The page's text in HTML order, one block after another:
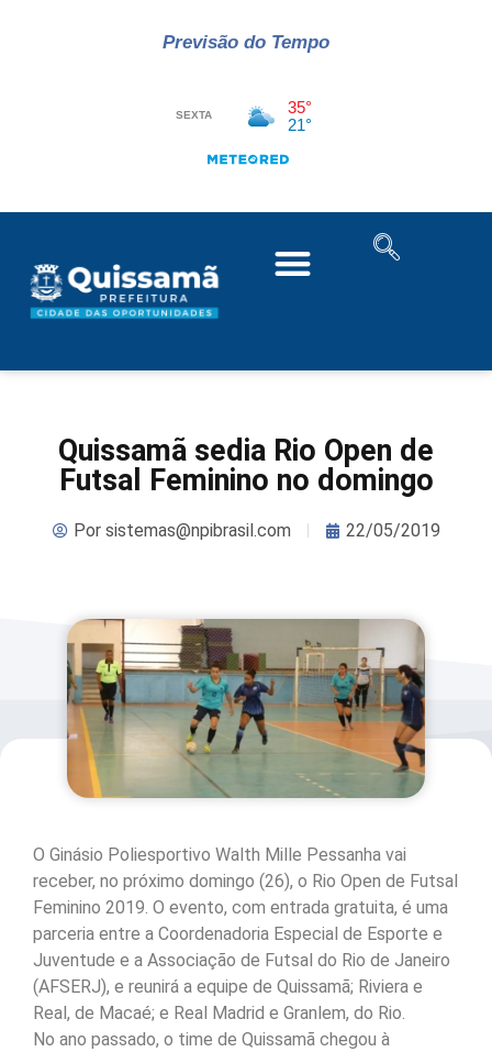
Previsão do Tempo
Quissamã sedia Rio Open de
Futsal Feminino no domingo
Porsistemas@npibrasil.com 22/05/2019
O Ginásio Poliesportivo Walth Mille Pessanha vai
receber, no próximo domingo (26), o Rio Open de Futsal
Feminino 2019. O evento, com entrada gratuita, é uma
parceria entre a Coordenadoria Especial de Esporte e
Juventude e a Associação de Futsal do Rio de Janeiro
(AFSERJ), e reunirá a equipe de Quissamã; Riviera e
Real, de Macaé; e Real Madrid e Granlem, do Rio.
No ano passado, o time de Quissamã chegou à